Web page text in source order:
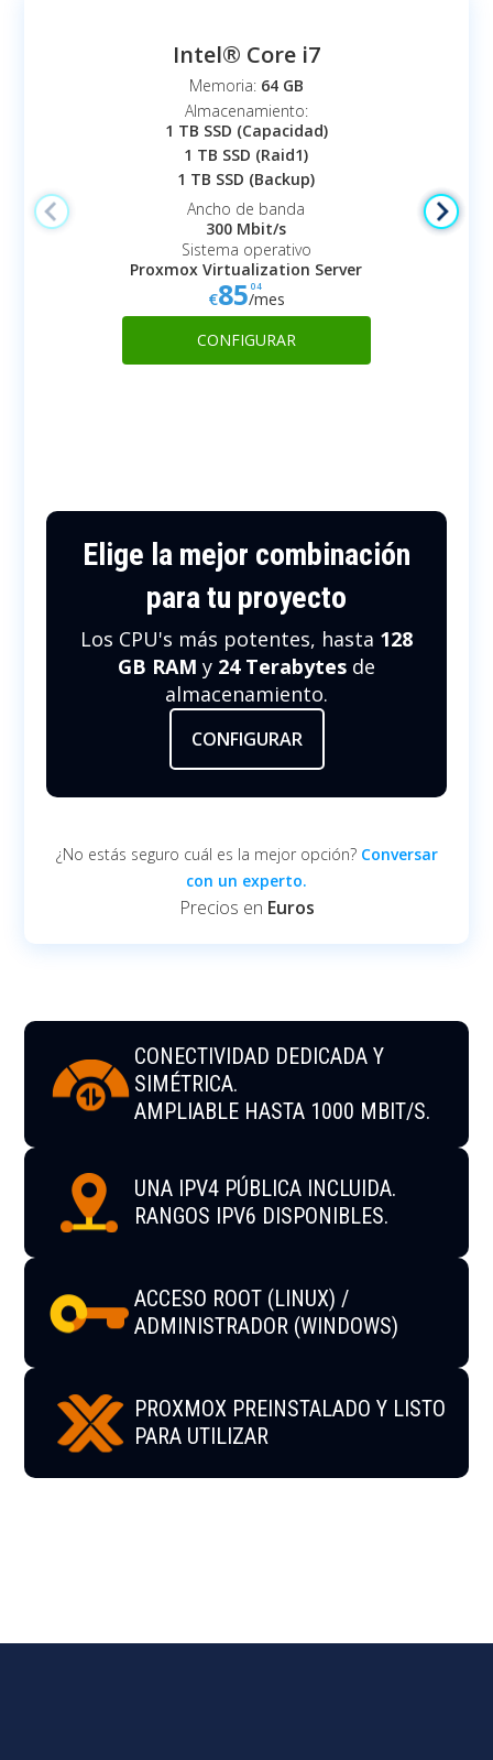
Intel® Core i7
Memoria: 64 GB
Almacenamiento:
1 TB SSD (Capacidad)
1 TB SSD (Raid1)
1 TB SSD (Backup)
Ancho de banda
300 Mbit/s
Sistema operativo
Proxmox Virtualization Server
€85 04
/mes
CONFIGURAR
Elige la mejor combinación
para tu proyecto
Los CPU's más potentes, hasta 128
GB RAM y 24 Terabytes de
almacenamiento.
CONFIGURAR
¿No estás seguro cuál es la mejor opción? Conversar
con un experto.
Precios en Euros
CONECTIVIDAD DEDICADA Y
SIMÉTRICA.
AMPLIABLE HASTA 1000 MBIT/S.
UNA IPV4 PÚBLICA INCLUIDA.
RANGOS IPV6 DISPONIBLES.
ACCESO ROOT (LINUX) /
ADMINISTRADOR (WINDOWS)
PROXMOX PREINSTALADO Y LISTO
PARA UTILIZAR